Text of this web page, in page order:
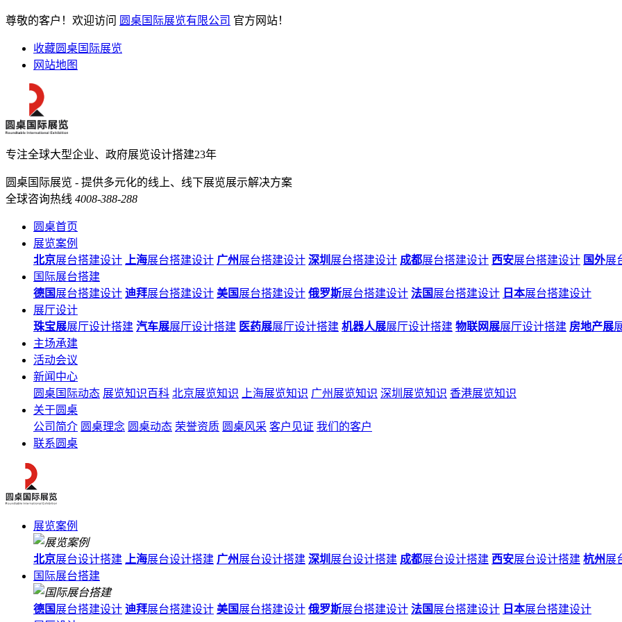
尊敬的客户！欢迎访问 圆桌国际展览有限公司 官方网站！
收藏圆桌国际展览
网站地图
专注全球大型企业、政府展览设计搭建23年
圆桌国际展览 - 提供多元化的线上、线下展览展示解决方案
全球咨询热线 4008-388-288
圆桌首页
展览案例
北京展台搭建设计 上海展台搭建设计 广州展台搭建设计 深圳 展台搭建设计 成都展台搭建设计 西安展台搭建设计 国外展
国际展台搭建
德国 展台搭建设计 迪拜展台搭建设计 美国 展台搭建设计 俄罗斯展台搭建设计 法国 展台搭建设计 日本展台搭建设计
展厅设计
珠宝展展厅设计搭建 汽车展展厅设计搭建 医药展展厅设计搭建 机器人展展厅设计搭建 物联网展展厅设计搭建 房地产展
主场承建
活动会议
新闻中心
圆桌国际动态 展览知识百科 北京展览知识 上海展览知识 广州展览知识 深圳展览知识 香港展览知识
关于圆桌
公司简介 圆桌理念 圆桌动态 荣誉资质 圆桌风采 客户见证 我们的客户
联系圆桌
展览案例
北京展台设计搭建 上海展台设计搭建 广州展台设计搭建 深圳 展台设计搭建 成都展台设计搭建 西安展台设计搭建 杭州展
国际展台搭建
德国 展台搭建设计 迪拜展台搭建设计 美国 展台搭建设计 俄罗斯展台搭建设计 法国 展台搭建设计 日本展台搭建设计